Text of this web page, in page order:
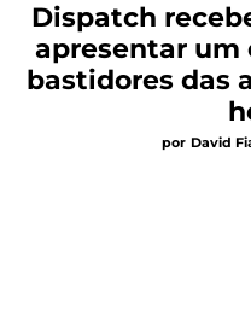
Dispatch
apresentar um
bastidores das
por David